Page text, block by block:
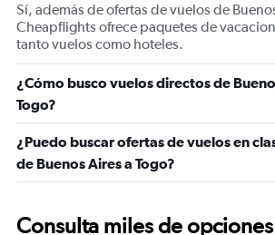
Sí, además de ofertas de vuelos de
Cheapflights ofrece paquetes de
tanto vuelos como hoteles.
¿Cómo busco vuelos directos de
Togo?
¿Puedo buscar ofertas de vuelos en
de Buenos Aires a Togo?
Consulta miles de opciones